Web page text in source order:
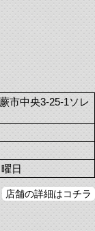
市中央3-25-1ソレ
日
店舗の詳細はコチラ